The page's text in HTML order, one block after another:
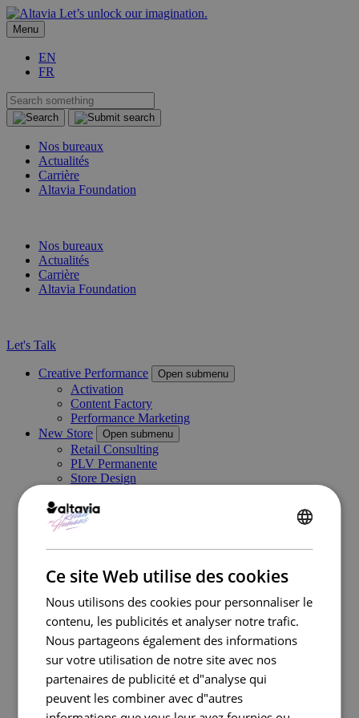
Let’s unlock our imagination.
Menu
EN
FR
Nos bureaux
Actualités
Carrière
Altavia Foundation
Nos bureaux
Actualités
Carrière
Altavia Foundation
Let's Talk
Creative Performance Open submenu
Activation
Content Factory
Performance Marketing
New Store
Open submenu
Retail Consulting
PLV Permanente
Store Design
Category Management
Digital In Store
Marketing Execution Services
Consulting
Kazaar Automation Platform
Complex Project
Cas clients
Industries
Retail
Travel Retail
Banque
Énergie
Automobile
Santé
Ce site Web utilise des cookies
Nous utilisons des cookies pour personnaliser le
contenu, les publicités et analyser notre trafic.
Nous partageons également des informations
sur votre utilisation de notre site avec nos
partenaires de publicité et d"analyse qui
peuvent les combiner avec d"autres